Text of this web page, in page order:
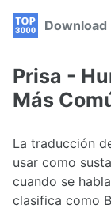
Skip
navigation
Skip
Skip
Prisa -
Más
La traducción
usar como
cuando se
clasifica como